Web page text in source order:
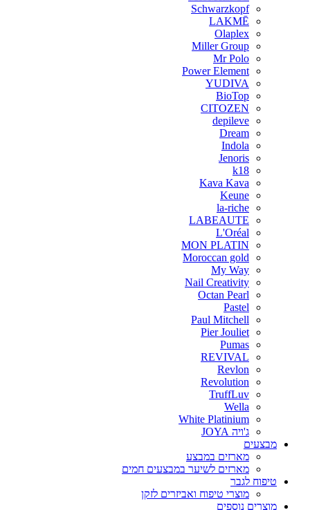
Schwarzkopf
LAKMĒ
Olaplex
Miller Group
Mr Polo
Power Element
YUDIVA
BioTop
CITOZEN
depileve
Dream
Indola
Jenoris
k18
Kava Kava
Keune
la-riche
LABEAUTE
L'Oréal
MON PLATIN
Moroccan gold
My Way
Nail Creativity
Octan Pearl
Pastel
Paul Mitchell
Pier Jouliet
Pumas
REVIVAL
Revlon
Revolution
TruffLuv
Wella
White Platinium
ג'ויה JOYA
מבצעים
מארזים במבצע
מארזים לשיער במבצעים חמים
טיפוח לגבר
מוצרי טיפוח ואביזרים לזקן
מוצרים נוספים